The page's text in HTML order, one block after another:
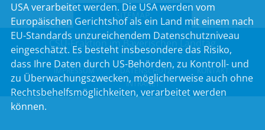
SITEMAP
CSU-Fraktion im Bayerischen Landtag
IMPRESSUM DATENSCHUTZ
KONTAKT
INTRANET
USA verarbeitet werden. Die USA werden vom
Europäischen Gerichtshof als ein Land mit einem nach
EU-Standards unzureichendem Datenschutzniveau
eingeschätzt. Es besteht insbesondere das Risiko,
dass Ihre Daten durch US-Behörden, zu Kontroll- und
zu Überwachungszwecken, möglicherweise auch ohne
Rechtsbehelfsmöglichkeiten, verarbeitet werden
können.